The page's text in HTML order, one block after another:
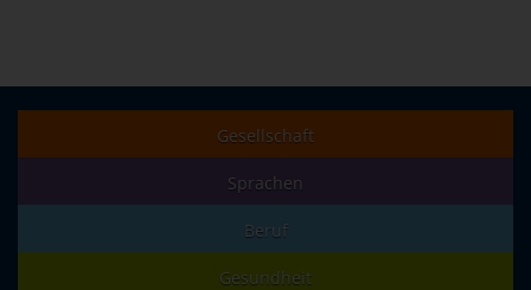
Gesellschaft
Sprachen
Beruf
Gesundheit